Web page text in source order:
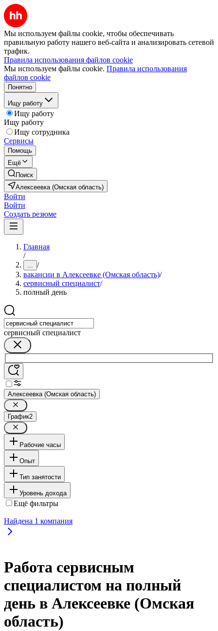
Мы используем файлы cookie, чтобы обеспечивать
правильную работу нашего веб-сайта и анализировать сетевой
трафик.
Правила использования файлов cookie
Мы используем файлы cookie. Правила использования
файлов cookie
Понятно
Ищу работу
Ищу работу
Ищу работу
Ищу сотрудника
Сервисы
Помощь
Ещё
Поиск
Алексеевка (Омская область)
Войти
Войти
Создать резюме
Главная
/
... /
вакансии в Алексеевке (Омская область)/
сервисный специалист/
полный день
сервисный специалист
Алексеевка (Омская область)
График2
Рабочие часы
Опыт
Тип занятости
Уровень дохода
Ещё фильтры
Найдена 1 компания
Работа сервисным
специалистом на полный
день в Алексеевке (Омская
область)